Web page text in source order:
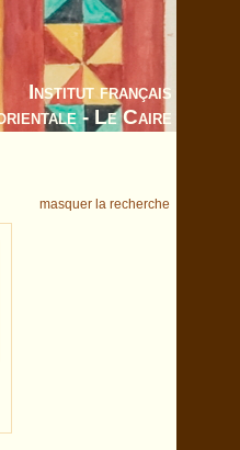
Institut français
- Le Caire
masquer la recherche